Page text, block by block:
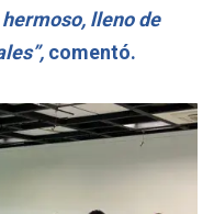
lleno de
comentó.